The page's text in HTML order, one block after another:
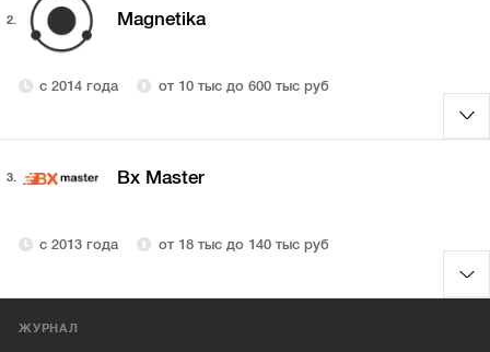
2. Magnetika
с 2014 года от 10 тыс до 600 тыс руб
3. Bx Master
с 2013 года от 18 тыс до 140 тыс руб
ЖУРНАЛ